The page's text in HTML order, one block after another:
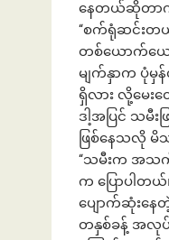
နေတယ်ဆိုတာ
“စက်ရုံဆင်းတ
တစ်ယောက်ယေ
မျက်နှာက ပုံမှ
ရှိလား လို့မေး
ဒါ့အပြင် သမီ
ဖြစ်နေသလို
“သမီးက အသ
က ပြောပါတယ်
ပျောက်ဆုံးန
တနှစ်ခန့် အလု